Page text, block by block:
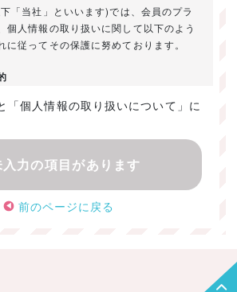
「当社」といいます)では、会員のプラ
個人情報の取り扱いに関して以下のよう
に従ってその保護に努めております。
た個人情報は、以下のためにのみ利用い
する回答及び資料送付のご連絡
サービスの提供
改善のための分析
「個人情報の取り扱いについて」に
入力の項目があります
前のページに戻る